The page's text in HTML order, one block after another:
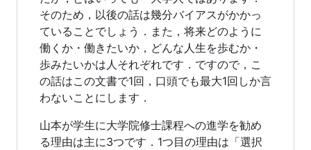
そのため，以後の話は幾分バイアスがかかっ
ていることでしょう．また，将来どのように
働くか・働きたいか，どんな人生を歩むか・
歩みたいかは人それぞれです．ですので，こ
の話はこの文書で1回，口頭でも最大1回しか言
わないことにします．
山本が学生に大学院修士課程への進学を勧め
る理由は主に3つです．1つ目の理由は「選択